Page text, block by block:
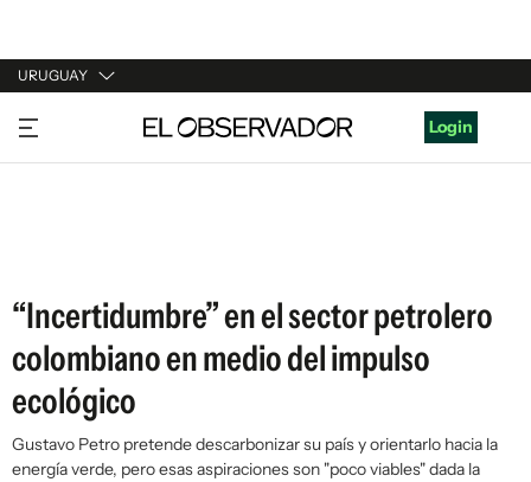
URUGUAY
URUGUAY
ARGENTINA
Login
“Incertidumbre” en el sector petrolero
colombiano en medio del impulso
ecológico
Gustavo Petro pretende descarbonizar su país y orientarlo hacia la
energía verde, pero esas aspiraciones son "poco viables" dada la